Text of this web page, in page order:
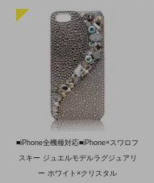
■iPhone全機種対応■iPhone×スワロフ
スキー ジュエルモデルラグジュアリ
ー ホワイト×クリスタル